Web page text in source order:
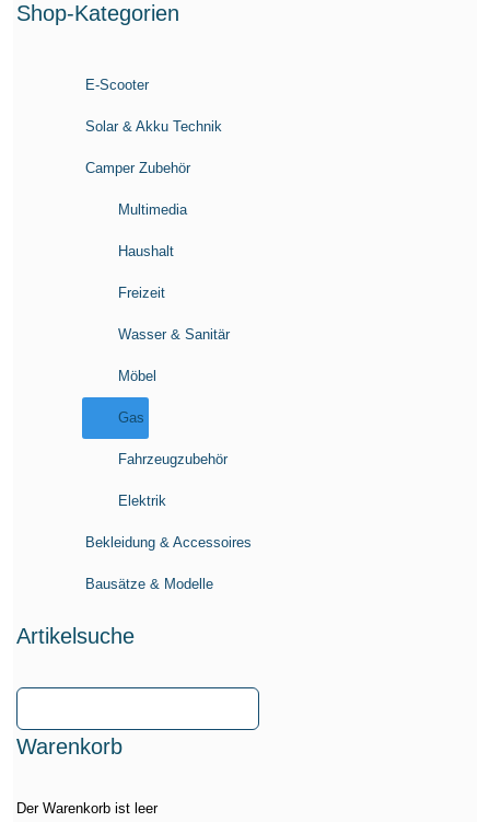
Shop-Kategorien
E-Scooter
Solar & Akku Technik
Camper Zubehör
Multimedia
Haushalt
Freizeit
Wasser & Sanitär
Möbel
Gas
Fahrzeugzubehör
Elektrik
Bekleidung & Accessoires
Bausätze & Modelle
Artikelsuche
Warenkorb
Der Warenkorb ist leer